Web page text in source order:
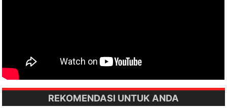
REKOMENDASI UNTUK ANDA